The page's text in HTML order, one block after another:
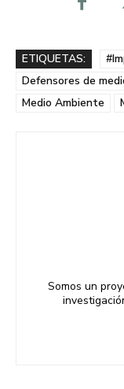
ETIQUETAS:
Defensores de
Medio Ambiente
Somos un